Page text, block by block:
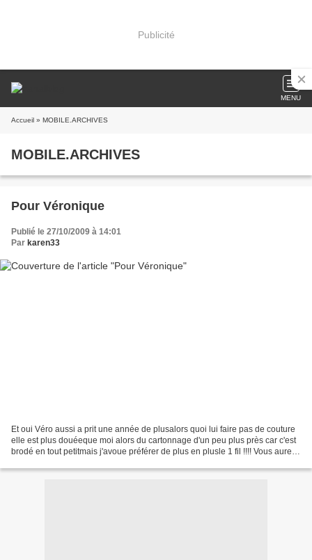
Publicité
MENU
Accueil » MOBILE.ARCHIVES
MOBILE.ARCHIVES
Pour Véronique
Publié le 27/10/2009 à 14:01
Par karen33
Et oui Véro aussi a prit une année de plusalors quoi lui faire pas de couture
elle est plus douéeque moi alors du cartonnage d'un peu plus près car c'est
brodé en tout petitmais j'avoue préférer de plus en plusle 1 fil !!!! Vous aurez